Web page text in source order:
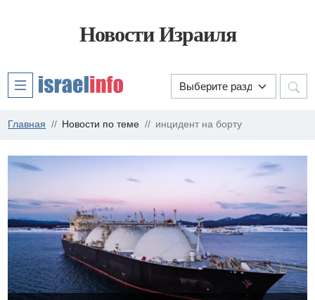
Новости Израиля
Главная Новости по теме инцидент на борту